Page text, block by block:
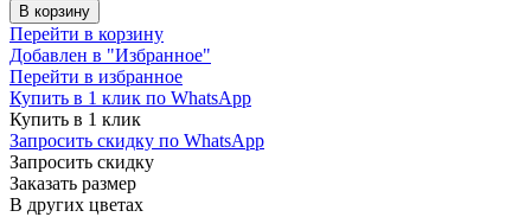
В корзину
Перейти в корзину
Добавлен в "Избранное"
Перейти в избранное
Купить в 1 клик по WhatsApp
Купить в 1 клик
Запросить скидку по WhatsApp
Запросить скидку
Заказать размер
В других цветах